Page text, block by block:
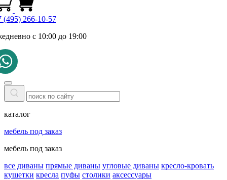
(495) 266-10-57
с 10:00 до 19:00
каталог
мебель под заказ
мебель под заказ
все диваны прямые диваны угловые диваны кресло-кровать
кушетки кресла пуфы столики аксессуары